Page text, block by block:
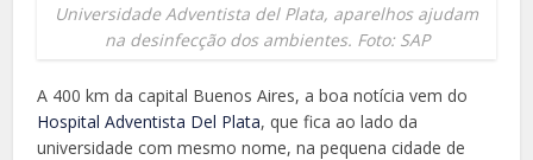
Universidade Adventista del Plata, aparelhos ajudam
na desinfecção dos ambientes. Foto: SAP
A 400 km da capital Buenos Aires, a boa notícia vem do
Hospital Adventista Del Plata, que fica ao lado da
universidade com mesmo nome, na pequena cidade de